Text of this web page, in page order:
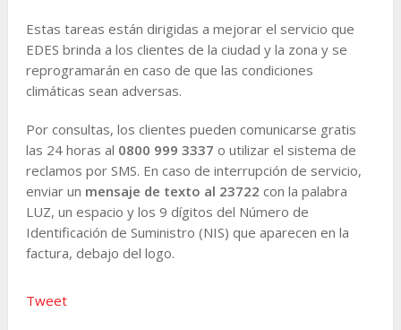
Estas tareas están dirigidas a mejorar el servicio que
EDES brinda a los clientes de la ciudad y la zona y se
reprogramarán en caso de que las condiciones
climáticas sean adversas.
Por consultas, los clientes pueden comunicarse gratis
las 24 horas al 0800 999 3337 o utilizar el sistema de
reclamos por SMS. En caso de interrupción de servicio,
enviar un mensaje de texto al 23722 con la palabra
LUZ, un espacio y los 9 dígitos del Número de
Identificación de Suministro (NIS) que aparecen en la
factura, debajo del logo.
Tweet